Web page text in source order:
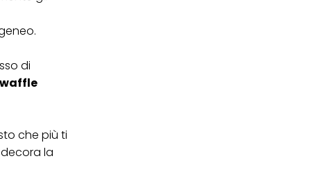
di
waffle
che più ti
la